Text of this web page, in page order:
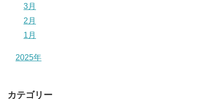
3月
2月
1月
2025年
カテゴリー